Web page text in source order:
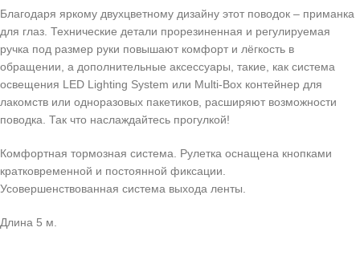
Благодаря яркому двухцветному дизайну этот поводок – приманка
для глаз. Технические детали прорезиненная и регулируемая
ручка под размер руки повышают комфорт и лёгкость в
обращении, а дополнительные аксессуары, такие, как система
освещения LED Lighting System или Multi-Box контейнер для
лакомств или одноразовых пакетиков, расширяют возможности
поводка. Так что наслаждайтесь прогулкой!
Комфортная тормозная система. Рулетка оснащена кнопками
кратковременной и постоянной фиксации.
Усовершенствованная система выхода ленты.
Длина 5 м.